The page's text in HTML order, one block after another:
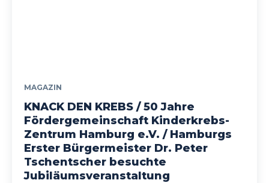
MAGAZIN
KNACK DEN KREBS / 50 Jahre
Fördergemeinschaft Kinderkrebs-
Zentrum Hamburg e.V. / Hamburgs
Erster Bürgermeister Dr. Peter
Tschentscher besuchte
Jubiläumsveranstaltung